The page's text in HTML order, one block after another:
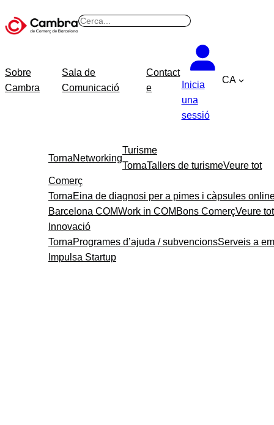
B
Sobre
Cambra
Sala de
Comunicació
Contact
e
Inicia
una
sessió
CA
TornaNetworking
Turisme
TornaTallers de turismeVeure tot
Comerç
TornaEina de diagnosi per a pimes i càpsules
Barcelona COMWork in COM Bons ComerçVeure tot
Innovació
TornaProgrames d’ajuda / subvencionsServeis a
Impulsa Startup